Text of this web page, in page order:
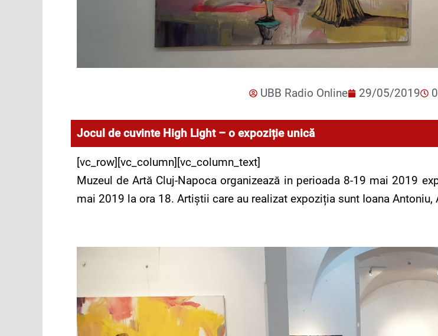
UBB Radio Online 29/05/2019
Jocul de cuvinte High Light – o expoziție unică
[vc_row][vc_column][vc_column_text]
Muzeul de Artă Cluj-Napoca organizează in perioada 8-19 mai 2019
mai 2019 la ora 18. Artiștii care au realizat expoziția sunt Ioana Antoniu,